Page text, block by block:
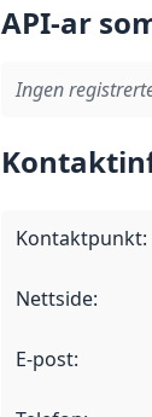
API-ar
Ingen
Kontaktpunkt:
Nettside:
E-post: